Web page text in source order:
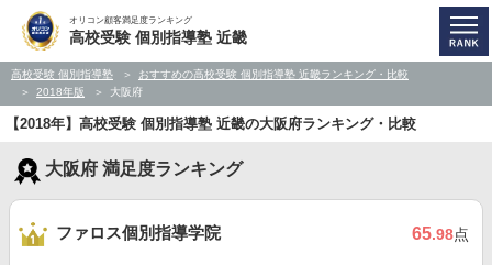
オリコン顧客満足度ランキング
高校受験 個別指導塾 近畿
高校受験 個別指導塾
おすすめの高校受験 個別指導塾 近畿ランキング・比較
2018年版
大阪府
【2018年】高校受験 個別指導塾 近畿の大阪府ランキング・比較
大阪府 満足度ランキング
ファロス個別指導学院 65.98点